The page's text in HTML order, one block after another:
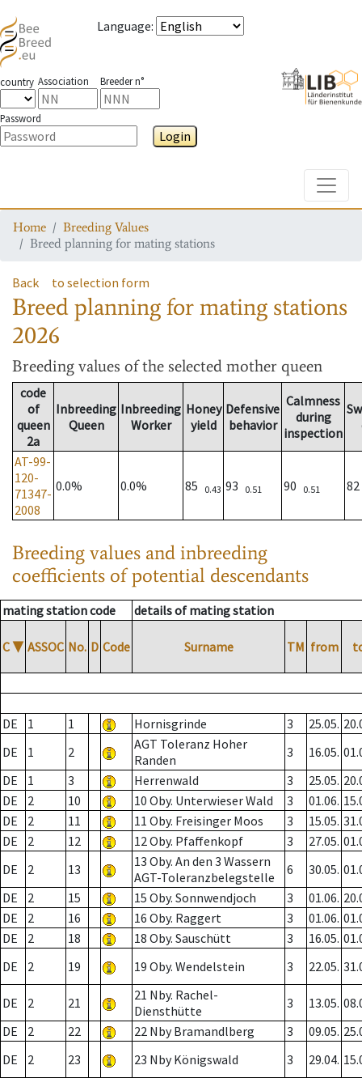
Language:
country Association Breeder n°
Password
Login
Home
Breeding Values
Breed planning for mating stations
Back to selection form
Breed planning for mating stations
2026
Breeding values of the selected mother queen
code
of
queen
2a
Inbreeding
Queen
Inbreeding
Worker
Honey
yield
Defensive
behavior
Calmness
during
inspection
AT-99-
120-
71347-
2008
0.0% 0.0% 85 0.43 93 0.51 90 0.51
Breeding values and inbreeding
coefficients of potential descendants
mating station code details of mating station
C ▼ ASSOC No. D Code Surname TM from
DE 1 1 Hornisgrinde 3 25.05.
DE
1 2
AGT Toleranz Hoher
Randen
3 16.05.
DE
1 3 Herrenwald 3 25.05.
DE
2 10 10 Oby. Unterwieser Wald 3 01.06.
DE
2 11 11 Oby. Freisinger Moos 3 15.05.
DE
2 12 12 Oby. Pfaffenkopf 3 27.05.
DE
2 13
13 Oby. An den 3 Wassern
AGT-Toleranzbelegstelle
6 30.05.
DE
2 15 15 Oby. Sonnwendjoch 3 01.06.
DE
2 16 16 Oby. Raggert 3 01.06.
DE
2 18 18 Oby. Sauschütt 3 16.05.
DE
2 19 19 Oby. Wendelstein 3 22.05.
DE 2 21
21 Nby. Rachel-
Diensthütte
3 13.05.
DE
2 22 22 Nby Bramandlberg 3 09.05.
DE
2 23 23 Nby Königswald 3 29.04.